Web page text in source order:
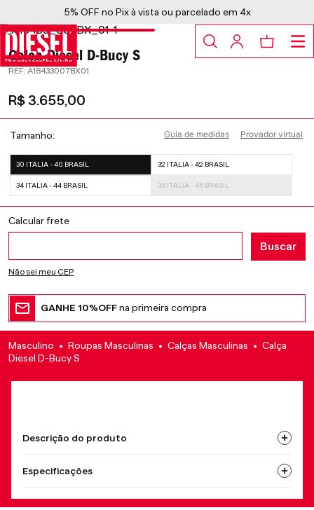
5% OFF no Pix à vista ou parcelado em 4x
Calça Diesel D-Bucy S
: A18433007BX01
R$3.655,00
Provador virtual
Guia de medidas
Tamanho
30 ITALIA - 40 BRASIL 32 ITALIA - 42 BRASIL
34 ITALIA - 44 BRASIL 36 ITALIA - 46 BRASIL
Não sei meu CEP
GANHE 10%OFFna primeira compra
Masculino Roupas Masculinas Calças Masculinas
Calça
Diesel D-Bucy S
Descrição do produto
Especificações